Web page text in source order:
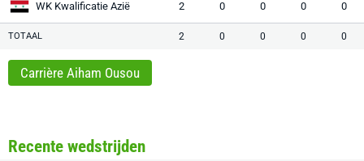
WK Kwalificatie Azië 2 0 0 0 0
TOTAAL 2 0 0 0 0
Carrière Aiham Ousou
Recente wedstrijden